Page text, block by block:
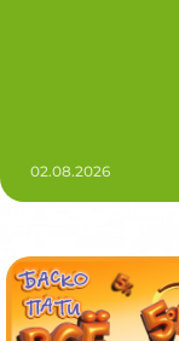
02.08.2026